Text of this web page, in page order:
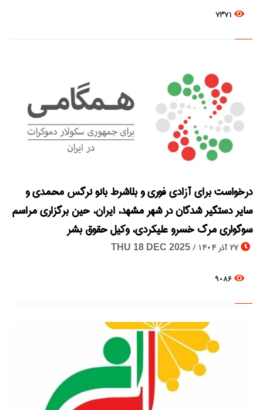
7371
© Image Copyrights Title
درخواست برای آزادی فوری و بلاشرط بانو نرگس محمدی و
سایر دستگیر شدگان در شهر مشهد، ایران، حین برگزاری مراسم
سوگواری مرگ خسرو علیکردی، وکیل حقوق بشر
27 آذر 1404 / THU 18 DEC 2025
9086